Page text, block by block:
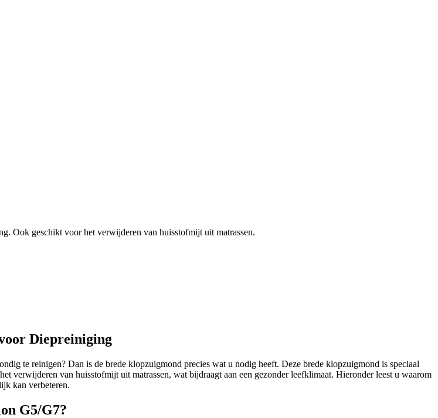
Ook geschikt voor het verwijderen van huisstofmijt uit matrassen.
Diepreiniging
te reinigen? Dan is de brede klopzuigmond precies wat u nodig heeft. Deze brede klopzuigmond is speciaal
verwijderen van huisstofmijt uit matrassen, wat bijdraagt aan een gezonder leefklimaat. Hieronder leest u waarom
kan verbeteren.
G5/G7?